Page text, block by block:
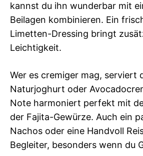
kannst du ihn wunderbar mit
Beilagen kombinieren. Ein
Limetten-Dressing bringt
Leichtigkeit.
Wer es cremiger mag, serviert
Naturjoghurt oder
Note harmoniert perfekt mit
der Fajita-Gewürze. Auch ein
Nachos oder eine Handvoll
Begleiter, besonders wenn du